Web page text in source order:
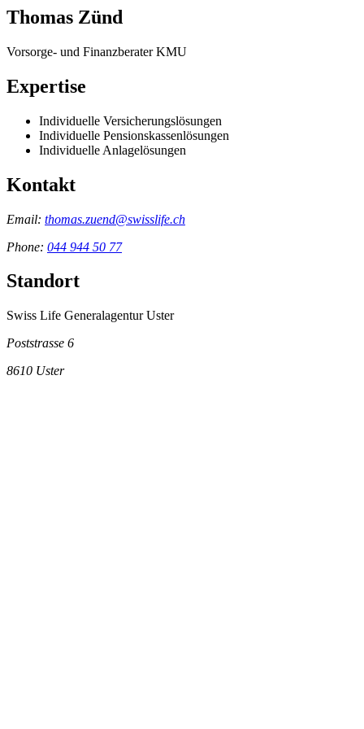
Thomas Zünd
Vorsorge- und Finanzberater KMU
Expertise
Individuelle Versicherungslösungen
Individuelle Pensionskassenlösungen
Individuelle Anlagelösungen
Kontakt
Email: thomas.zuend@swisslife.ch
Phone: 044 944 50 77
Standort
Swiss Life Generalagentur Uster
Poststrasse 6
8610 Uster